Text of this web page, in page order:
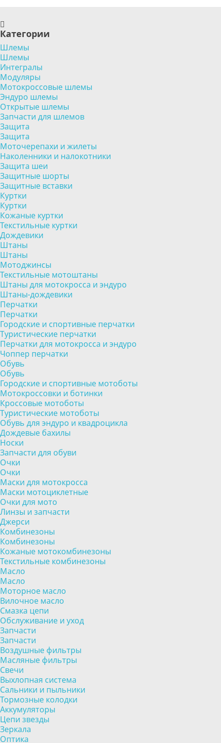
Категории
Шлемы
Шлемы
Интегралы
Модуляры
Мотокроссовые шлемы
Эндуро шлемы
Открытые шлемы
Запчасти для шлемов
Защита
Защита
Моточерепахи и жилеты
Наколенники и налокотники
Защита шеи
Защитные шорты
Защитные вставки
Куртки
Куртки
Кожаные куртки
Текстильные куртки
Дождевики
Штаны
Штаны
Мотоджинсы
Текстильные мотоштаны
Штаны для мотокросса и эндуро
Штаны-дождевики
Перчатки
Перчатки
Городские и спортивные перчатки
Туристические перчатки
Перчатки для мотокросса и эндуро
Чоппер перчатки
Обувь
Обувь
Городские и спортивные мотоботы
Мотокроссовки и ботинки
Кроссовые мотоботы
Туристические мотоботы
Обувь для эндуро и квадроцикла
Дождевые бахилы
Носки
Запчасти для обуви
Очки
Очки
Маски для мотокросса
Маски мотоциклетные
Очки для мото
Линзы и запчасти
Джерси
Комбинезоны
Комбинезоны
Кожаные мотокомбинезоны
Текстильные комбинезоны
Масло
Масло
Моторное масло
Вилочное масло
Смазка цепи
Обслуживание и уход
Запчасти
Запчасти
Воздушные фильтры
Масляные фильтры
Свечи
Выхлопная система
Сальники и пыльники
Тормозные колодки
Аккумуляторы
Цепи звезды
Зеркала
Оптика